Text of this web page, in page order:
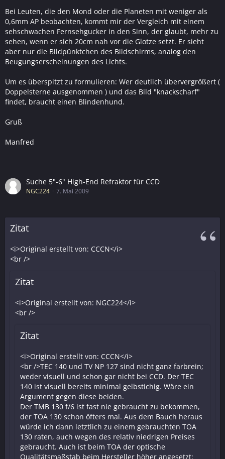
Bei Leuten, die den Mond oder die Planeten mit weniger als
0,6mm AP beobachten, kommt mir der Vergleich mit einem
sehschwachen Fernsehgucker in den Sinn, der glaubt, mehr zu
sehen, wenn er sich 20cm nah vor die Glotze setzt. Er sieht
aber nur die Bildpünktchen des Bildschirms, analog den
Beugungserscheinungen des Lichts.
Um es überspitzt zu formulieren: Wer deutlich übervergrößert (
Doppelsterne ausgenommen ) und das Bild "knackscharf"
findet, braucht einen Blindenhund.
Gruß
Manfred
Suche 5"-6" High-End Refraktor für CCD
NGC224 7. Mai 2009
Zitat
<i>Original erstellt von: CCCN</i>
<br />
Zitat
<i>Original erstellt von: NGC224</i>
<br />
Zitat
<i>Original erstellt von: CCCN</i>
<br />TEC 140 und TV NP 127 sind nicht ganz farbrein;
weder visuell und schon gar nicht bei CCD. Der TEC
140 ist visuell bereits minimal gelbstichig. Wäre ein
Argument gegen diese beiden.
Der TMB 130 f/6 ist fast nie gebraucht zu bekommen,
der TOA 130 schon öfters mal. Aus dem Bauch heraus
würde ich dann letztlich zu einem gebrauchten TOA
130 raten, auch wegen des relativ niedrigen Preises
gebraucht. Auch ist beim TOA der optische
Qualitätsmaßstab beim Hersteller höher angesetzt;